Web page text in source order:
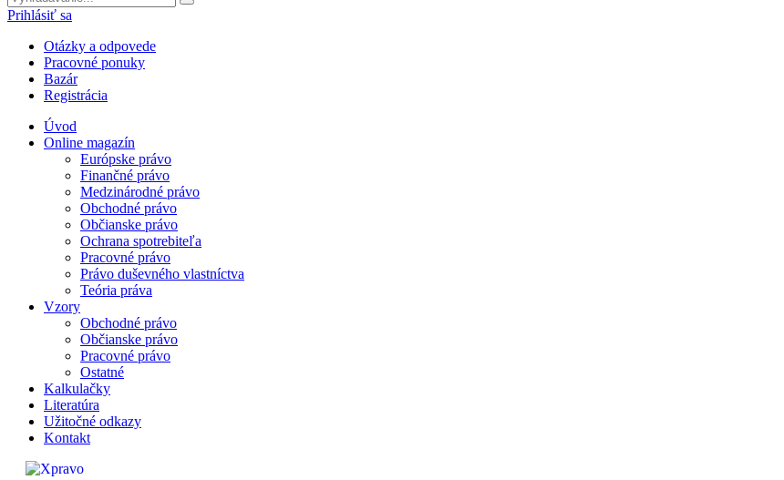
Prihlásiť sa
Otázky a odpovede
Pracovné ponuky
Bazár
Registrácia
Úvod
Online magazín
Európske právo
Finančné právo
Medzinárodné právo
Obchodné právo
Občianske právo
Ochrana spotrebiteľa
Pracovné právo
Právo duševného vlastníctva
Teória práva
Vzory
Obchodné právo
Občianske právo
Pracovné právo
Ostatné
Kalkulačky
Literatúra
Užitočné odkazy
Kontakt